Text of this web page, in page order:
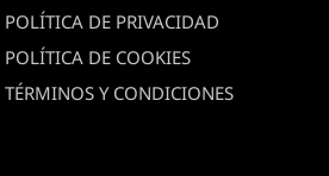
POLÍTICA DE PRIVACIDAD
POLÍTICA DE COOKIES
TÉRMINOS Y CONDICIONES